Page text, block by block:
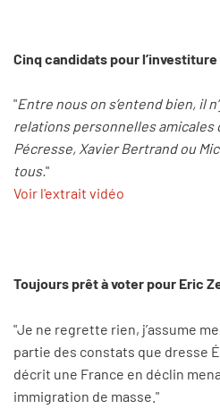
Cinq candidats pour l’investiture
"Entre nous on s’entend bien, il
relations personnelles amicales
Pécresse, Xavier Bertrand ou
tous."
Voir l'extrait vidéo
Toujours prêt à voter pour Eric
"Je ne regrette rien, j’assume
partie des constats que dresse
décrit une France en déclin
immigration de masse."